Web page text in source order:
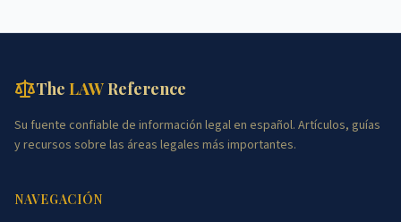
The LAWReference
Su fuente confiable de información legal en español. Artículos, guías
y recursos sobre las áreas legales más importantes.
NAVEGACIÓN